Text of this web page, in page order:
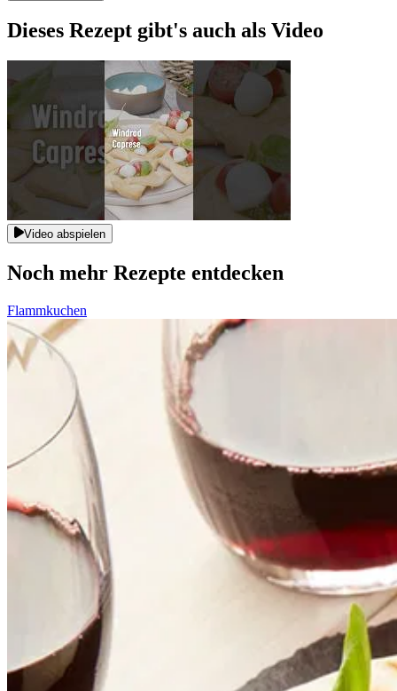
Dieses Rezept gibt's auch als Video
Video abspielen
Noch mehr Rezepte entdecken
Flammkuchen